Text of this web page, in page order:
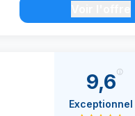
9,6
Exceptionnel